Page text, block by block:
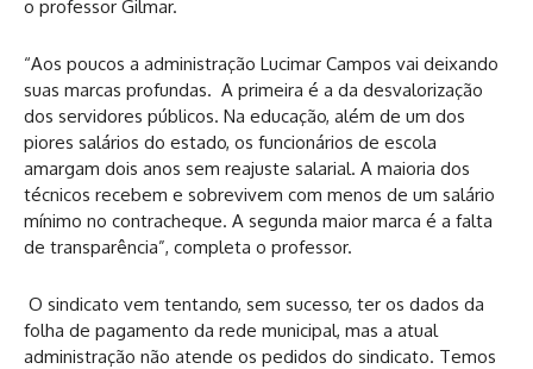
o professor Gilmar.
“Aos poucos a administração Lucimar Campos vai deixando
suas marcas profundas. A primeira é a da desvalorização
dos servidores públicos. Na educação, além de um dos
piores salários do estado, os funcionários de escola
amargam dois anos sem reajuste salarial. A maioria dos
técnicos recebem e sobrevivem com menos de um salário
mínimo no contracheque. A segunda maior marca é a falta
de transparência”, completa o professor.
O sindicato vem tentando, sem sucesso, ter os dados da
folha de pagamento da rede municipal, mas a atual
administração não atende os pedidos do sindicato. Temos